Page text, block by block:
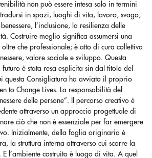
non può essere intesa solo in termini
in spazi, luoghi di vita, lavoro, svago,
l’inclusione, la resilienza delle
Costruire meglio significa assumersi una
che professionale; è atto di cura collettiva
valore sociale e sviluppo. Questa
è stata resa esplicita sin dal titolo del
questa Consigliatura ha avviato il proprio
to Change Lives. La responsabilità del
delle persone”. Il percorso creativo è
attraverso un approccio progettuale di
ciò che non è essenziale per far emergere
Inizialmente, della foglia originaria è
la struttura interna attraverso cui scorre la
l’ambiente costruito è luogo di vita. A quel